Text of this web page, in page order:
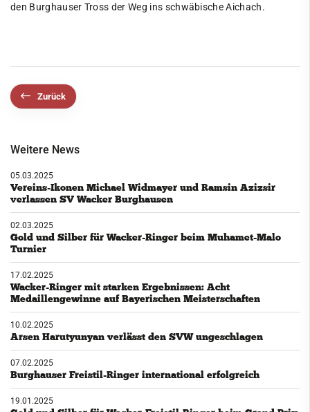
den Burghauser Tross der Weg ins schwäbische Aichach.
Zurück
Weitere News
05.03.2025
Vereins-Ikonen Michael Widmayer und Ramsin Azizsir
verlassen SV Wacker Burghausen
02.03.2025
Gold und Silber für Wacker-Ringer beim Muhamet-Malo
Turnier
17.02.2025
Wacker-Ringer mit starken Ergebnissen: Acht
Medaillengewinne auf Bayerischen Meisterschaften
10.02.2025
Arsen Harutyunyan verlässt den SVW ungeschlagen
07.02.2025
Burghauser Freistil-Ringer international erfolgreich
19.01.2025